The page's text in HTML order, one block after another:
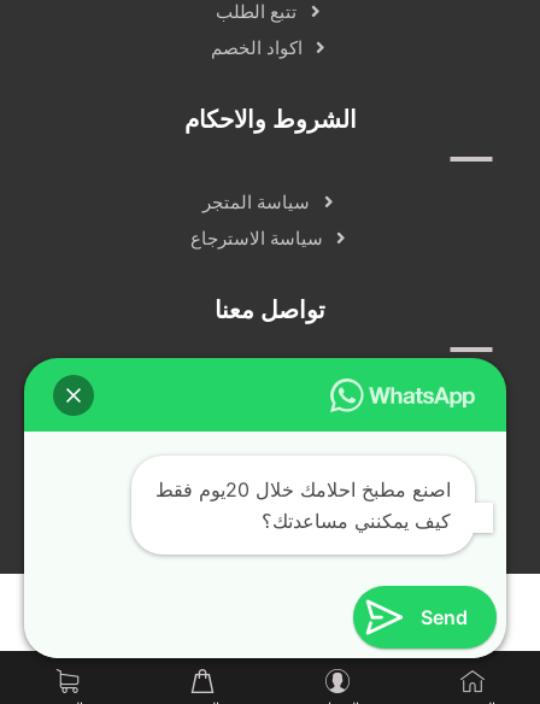
تتبع الطلب
اكواد الخصم
الشروط والاحكام
سياسة المتجر
سياسة الاسترجاع
تواصل معنا
دردشة مباشرة
جميع الحقوق محفوظة © alfransya.ae ٢٠٢٤
اصنع مطبخ احلامك خلال 20يوم فقط
كيف يمكنني مساعدتك؟
Send